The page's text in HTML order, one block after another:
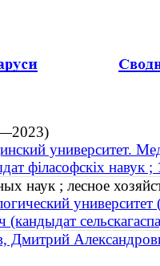
университет.
філасофскіх навук
наук ; лесное
Дмитрий